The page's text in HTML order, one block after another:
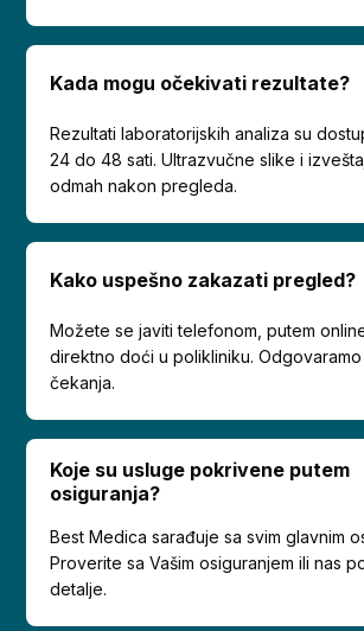
Kada mogu očekivati rezultate?
Rezultati laboratorijskih analiza su
24 do 48 sati. Ultrazvučne slike i
odmah nakon pregleda.
Kako uspešno zakazati pregled?
Možete se javiti telefonom, putem
direktno doći u polikliniku.
čekanja.
Koje su usluge pokrivene putem
osiguranja?
Best Medica sarađuje sa svim glavnim
Proverite sa Vašim osiguranjem ili nas
detalje.